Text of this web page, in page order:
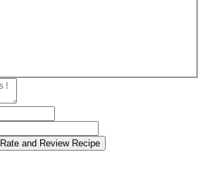
Rate and Review Recipe